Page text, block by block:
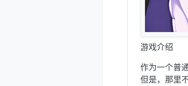
游戏介绍
作为一个普
但是，那里